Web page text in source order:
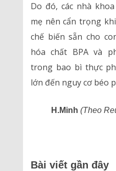
Do đó, các nhà
mẹ nên cẩn trọng
chế biến sẵn cho
hóa chất BPA và
trong bao bì thực
lớn đến nguy cơ béo
H.Minh (Theo
Bài viết gần đây